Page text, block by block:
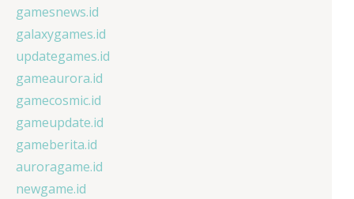
gamesnews.id
galaxygames.id
updategames.id
gameaurora.id
gamecosmic.id
gameupdate.id
gameberita.id
auroragame.id
newgame.id